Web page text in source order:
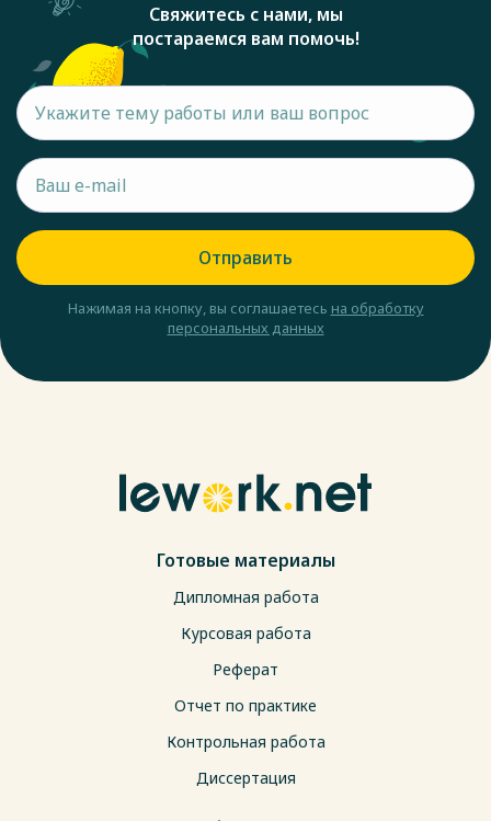
Свяжитесь с нами, мы
постараемся вам помочь!
Отправить
Нажимая на кнопку, вы соглашаетесь на обработку
персональных данных
Готовые материалы
Дипломная работа
Курсовая работа
Реферат
Отчет по практике
Контрольная работа
Диссертация